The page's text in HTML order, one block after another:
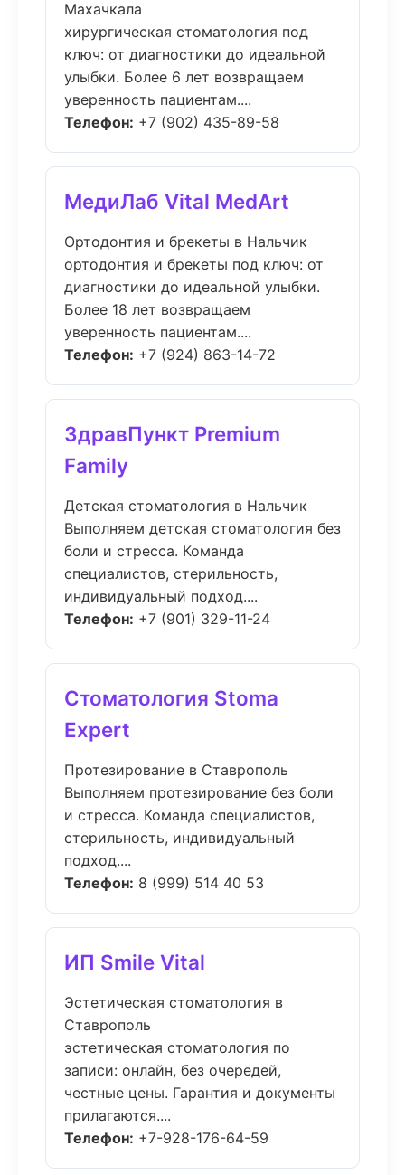
Махачкала
хирургическая стоматология под
ключ: от диагностики до идеальной
улыбки. Более 6 лет возвращаем
уверенность пациентам....
Телефон: +7 (902) 435-89-58
МедиЛаб Vital MedArt
Ортодонтия и брекеты в Нальчик
ортодонтия и брекеты под ключ: от
диагностики до идеальной улыбки.
Более 18 лет возвращаем
уверенность пациентам....
Телефон: +7 (924) 863-14-72
ЗдравПункт Premium
Family
Детская стоматология в Нальчик
Выполняем детская стоматология без
боли и стресса. Команда
специалистов, стерильность,
индивидуальный подход....
Телефон: +7 (901) 329-11-24
Стоматология Stoma
Expert
Протезирование в Ставрополь
Выполняем протезирование без боли
и стресса. Команда специалистов,
стерильность, индивидуальный
подход....
Телефон: 8 (999) 514 40 53
ИП Smile Vital
Эстетическая стоматология в
Ставрополь
эстетическая стоматология по
записи: онлайн, без очередей,
честные цены. Гарантия и документы
прилагаются....
Телефон: +7-928-176-64-59